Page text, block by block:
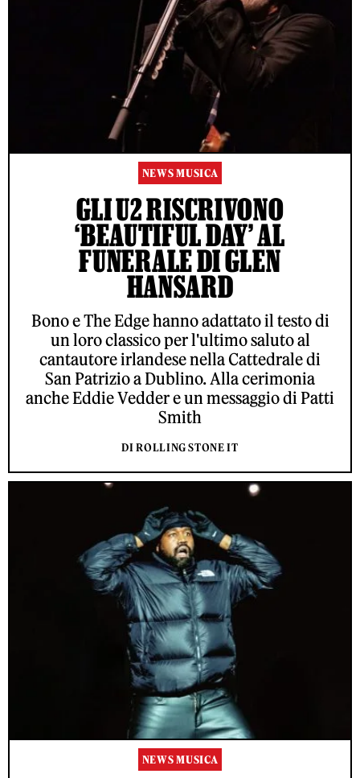
NEWS MUSICA
GLI U2 RISCRIVONO
‘BEAUTIFUL DAY’ AL
FUNERALE DI GLEN
HANSARD
Bono e The Edge hanno adattato il testo di
un loro classico per l'ultimo saluto al
cantautore irlandese nella Cattedrale di
San Patrizio a Dublino. Alla cerimonia
anche Eddie Vedder e un messaggio di Patti
Smith
DI ROLLING STONE IT
NEWS MUSICA